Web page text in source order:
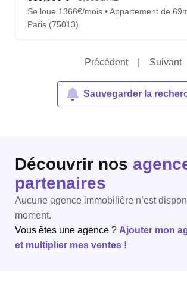
Se loue 1366€/mois • Appartement de
Paris (75013)
Précédent Suivant
Sauvegarder la
Découvrir nos
partenaires
Aucune agence immobilière n’est
moment.
Vous êtes une agence ? Ajouter mon
et multiplier mes ventes !